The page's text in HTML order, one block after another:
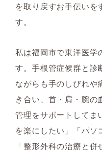
を取り戻すお手伝いを
す。
私は福岡市で東洋医学
す。手根管症候群と診
ながらも手のしびれや
き合い、首・肩・腕の
管理をサポートしてま
を楽にしたい」「パソ
「整形外科の治療と併